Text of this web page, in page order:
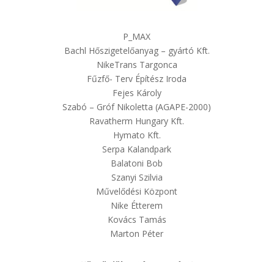
P_MAX
Bachl Hőszigetelőanyag – gyártó Kft.
NikeTrans Targonca
Fűzfő- Terv Építész Iroda
Fejes Károly
Szabó – Gróf Nikoletta (AGAPE-2000)
Ravatherm Hungary Kft.
Hymato Kft.
Serpa Kalandpark
Balatoni Bob
Szanyi Szilvia
Művelődési Központ
Nike Étterem
Kovács Tamás
Marton Péter